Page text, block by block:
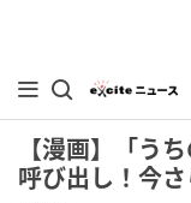
【漫画】「う
呼び出し！今